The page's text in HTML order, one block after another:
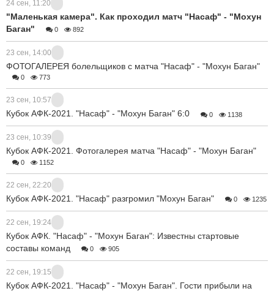
24 сен, 11:20
"Маленькая камера". Как проходил матч "Насаф" - "Мохун
Баган"
0 892
23 сен, 14:00
ФОТОГАЛЕРЕЯ болельщиков с матча "Насаф" - "Мохун Баган"
0 773
23 сен, 10:57
Кубок АФК-2021. "Насаф" - "Мохун Баган" 6:0 0 1138
23 сен, 10:39
Кубок АФК-2021. Фотогалерея матча "Насаф" - "Мохун Баган"
0 1152
22 сен, 22:20
Кубок АФК-2021. "Насаф" разгромил "Мохун Баган" 0 1235
22 сен, 19:24
Кубок АФК. "Насаф" - "Мохун Баган": Известны стартовые
составы команд
0 905
22 сен, 19:15
Кубок АФК-2021. "Насаф" - "Мохун Баган". Гости прибыли на